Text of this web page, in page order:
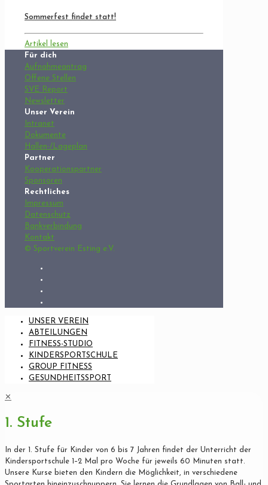
Sommerfest findet statt!
Artikel lesen
Für dich
Aufnahmeantrag
Offene Stellen
SVE Report
Newsletter
Unser Verein
Intranet
Dokumente
Hallen-/Lageplan
Partner
Kooperationspartner
Sponsoren
Rechtliches
Impressum
Datenschutz
Bankverbindung
Kontakt
© Sportverein Esting e.V.
UNSER VEREIN
ABTEILUNGEN
FITNESS-STUDIO
KINDERSPORTSCHULE
GROUP FITNESS
GESUNDHEITSSPORT
✕
1. Stufe
In der 1. Stufe für Kinder von 6 bis 7 Jahren findet der Unterricht der
Kindersportschule 1–2 Mal pro Woche für jeweils 60 Minuten statt.
Unsere Kurse bieten den Kindern die Möglichkeit, in verschiedene